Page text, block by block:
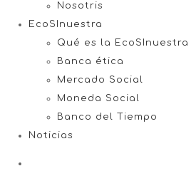
Nosotris
EcoSInuestra
Qué es la EcoSInuestra
Banca ética
Mercado Social
Moneda Social
Banco del Tiempo
Noticias